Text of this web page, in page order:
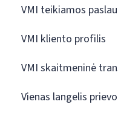
VMI teikiamos
VMI kliento profilis
VMI skaitmeninė
Vienas langelis